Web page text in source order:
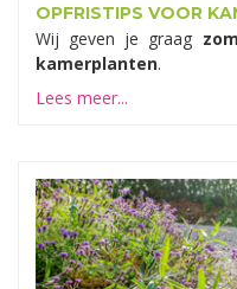
OPFRISTIPS VOOR
Wij geven je graag
kamerplanten.
Lees meer...